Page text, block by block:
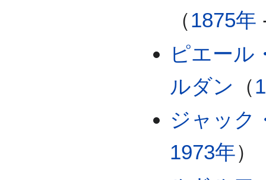
（1875年
ピエール
ルダン
（
ジャック
1973年）